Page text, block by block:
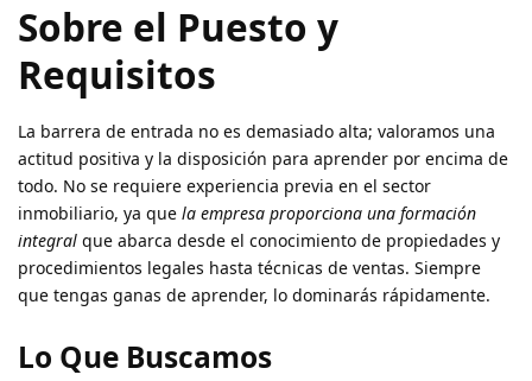
Sobre el Puesto y
Requisitos
La barrera de entrada no es demasiado alta; valoramos una
actitud positiva y la disposición para aprender por encima de
todo. No se requiere experiencia previa en el sector
inmobiliario, ya que la empresa proporciona una formación
integral que abarca desde el conocimiento de propiedades y
procedimientos legales hasta técnicas de ventas. Siempre
que tengas ganas de aprender, lo dominarás rápidamente.
Lo Que Buscamos